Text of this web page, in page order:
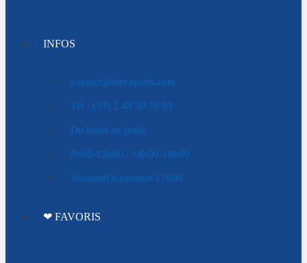
INFOS
contact@mecaparts.com
Tél : (33) 2 48 50 70 01
Du lundi au jeudi
8h00-12h00 / 14h00-18h00
Vendredi fermeture 17h00
❤ FAVORIS